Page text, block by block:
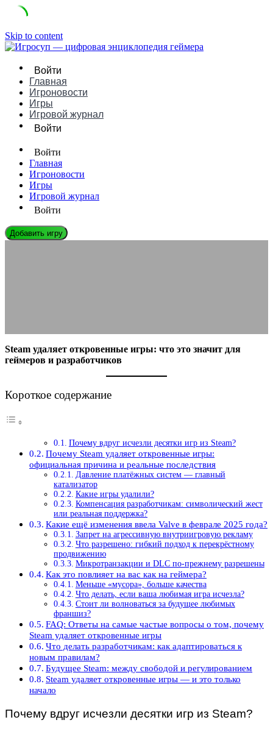
Skip to content
Войти
Главная
Игроновости
Игры
Игровой журнал
Войти
Войти
Главная
Игроновости
Игры
Игровой журнал
Войти
Добавить игру
Steam удаляет откровенные игры: что это значит для
геймеров и разработчиков
Короткое содержание
Почему вдруг исчезли десятки игр из Steam?
Почему Steam удаляет откровенные игры:
официальная причина и реальные последствия
Давление платёжных систем — главный
катализатор
Какие игры удалили?
Компенсация разработчикам: символический жест
или реальная поддержка?
Какие ещё изменения ввела Valve в феврале 2025 года?
Запрет на агрессивную внутриигровую рекламу
Что разрешено: гибкий подход к перекрёстному
продвижению
Микротранзакции и DLC по-прежнему разрешены
Как это повлияет на вас как на геймера?
Меньше «мусора», больше качества
Что делать, если ваша любимая игра исчезла?
Стоит ли волноваться за будущее любимых
франшиз?
FAQ: Ответы на самые частые вопросы о том, почему
Steam удаляет откровенные игры
Что делать разработчикам: как адаптироваться к
новым правилам?
Будущее Steam: между свободой и регулированием
Steam удаляет откровенные игры — и это только
начало
Почему вдруг исчезли десятки игр из Steam?